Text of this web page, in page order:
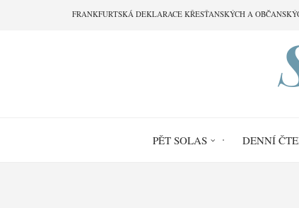
FRANKFURTSKÁ DEKLARACE KŘESŤANSKÝCH A
PĚT SOLAS DENNÍ